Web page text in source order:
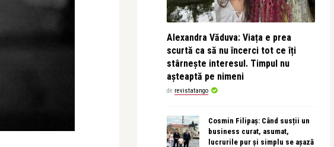
Alexandra Văduva: Viața e prea
scurtă ca să nu încerci tot ce îți
stârnește interesul. Timpul nu
așteaptă pe nimeni
de revistatango
Cosmin Filipaș: Când susții un
business curat, asumat,
lucrurile pur și simplu se așază